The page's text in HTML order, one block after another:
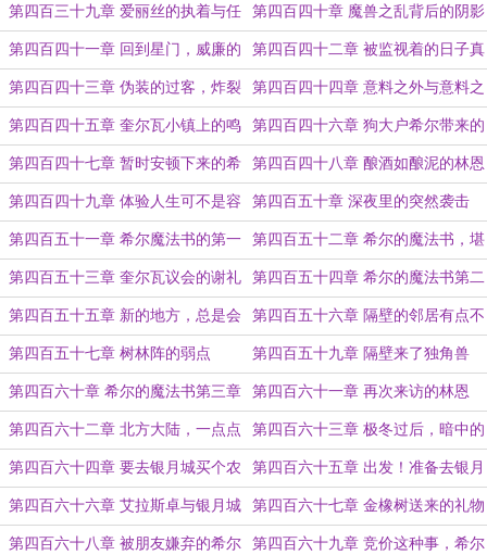
根家族
第四百三十九章 爱丽丝的执着与任
性
第四百四十章 魔兽之乱背后的阴影
第四百四十一章 回到星门，威廉的
小麻烦
第四百四十二章 被监视着的日子真
不舒服
第四百四十三章 伪装的过客，炸裂
的星门
第四百四十四章 意料之外与意料之
中
第四百四十五章 奎尔瓦小镇上的鸣
鹿酒馆
第四百四十六章 狗大户希尔带来的
困扰
第四百四十七章 暂时安顿下来的希
尔
第四百四十八章 酿酒如酿泥的林恩
第四百四十九章 体验人生可不是容
易事
第四百五十章 深夜里的突然袭击
第四百五十一章 希尔魔法书的第一
步
第四百五十二章 希尔的魔法书，堪
比神器的存在
第四百五十三章 奎尔瓦议会的谢礼 第四百五十四章 希尔的魔法书第二
章
第四百五十五章 新的地方，总是会
有试探的手
第四百五十六章 隔壁的邻居有点不
对劲
第四百五十七章 树林阵的弱点 第四百五十九章 隔壁来了独角兽
第四百六十章 希尔的魔法书第三章 第四百六十一章 再次来访的林恩
第四百六十二章 北方大陆，一点点
展现的真实
第四百六十三章 极冬过后，暗中的
涌动
第四百六十四章 要去银月城买个农
场吗？
第四百六十五章 出发！准备去银月
城花钱的希尔
第四百六十六章 艾拉斯卓与银月城
的印记
第四百六十七章 金橡树送来的礼物
第四百六十八章 被朋友嫌弃的希尔 第四百六十九章 竞价这种事，希尔